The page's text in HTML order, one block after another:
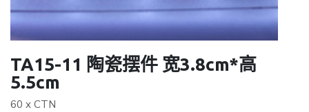
TA15-11 陶瓷摆件 宽3.8cm*高
5.5cm
60 x CTN